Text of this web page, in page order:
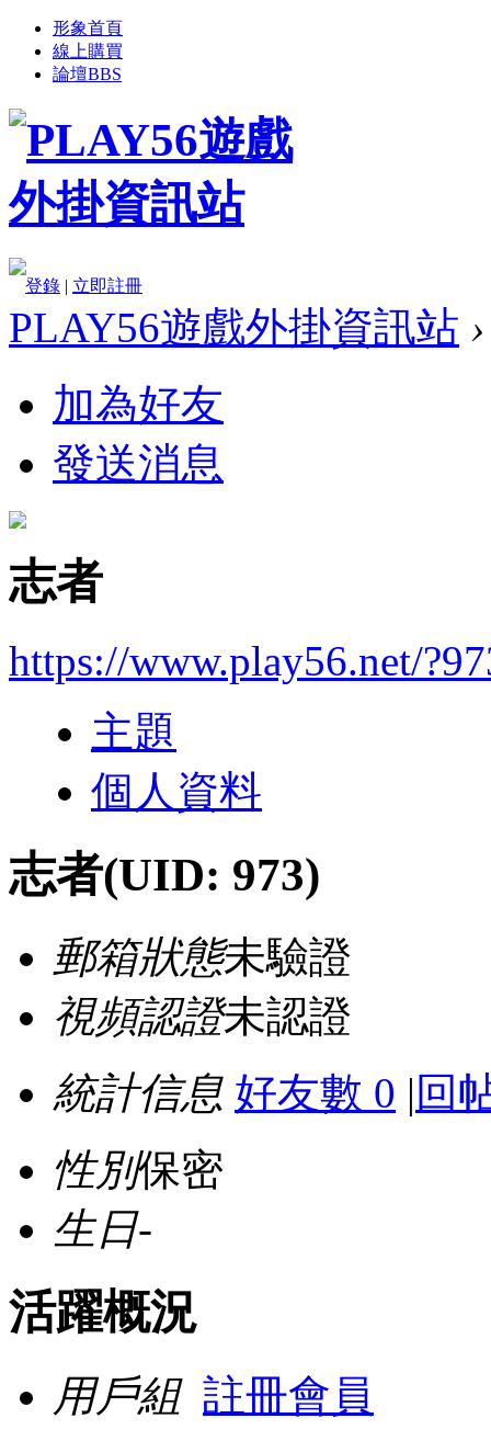
形象首頁
線上購買
論壇BBS
登錄 | 立即註冊
PLAY56遊戲外掛資訊站 ›
加為好友
發送消息
志者
https://www.play56.net/
主題
個人資料
志者(UID: 973)
郵箱狀態未驗證
視頻認證未認證
統計信息 好友數 0 | 回
性別保密
生日-
活躍概況
用戶組 註冊會員